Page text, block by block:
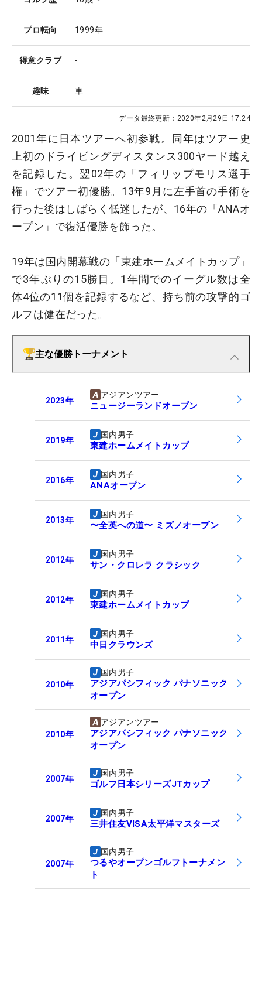
プロ転向 1999年
得意クラブ -
趣味 車
データ最終更新： 2020年2月29日 17:24
2001年に日本ツアーへ初参戦。同年はツアー史
上初のドライビングディスタンス300ヤード越え
を記録した。翌02年の「フィリップモリス選手
権」でツアー初優勝。13年9月に左手首の手術を
行った後はしばらく低迷したが、16年の「ANAオ
ープン」で復活優勝を飾った。
19年は国内開幕戦の「東建ホームメイトカップ」
で3年ぶりの15勝目。1年間でのイーグル数は全
体4位の11個を記録するなど、持ち前の攻撃的ゴ
ルフは健在だった。
主な優勝トーナメント
2023年
アジアンツアー
ニュージーランドオープン
2019年
国内男子
東建ホームメイトカップ
2016年
国内男子
ANAオープン
2013年
国内男子
〜全英への道〜 ミズノオープン
2012年
国内男子
サン・クロレラ クラシック
2012年
国内男子
東建ホームメイトカップ
2011年
国内男子
中日クラウンズ
2010年
国内男子
アジアパシフィック パナソニック
オープン
2010年
アジアンツアー
アジアパシフィック パナソニック
オープン
2007年
国内男子
ゴルフ日本シリーズJTカップ
2007年
国内男子
三井住友VISA太平洋マスターズ
2007年
国内男子
つるやオープンゴルフトーナメン
ト